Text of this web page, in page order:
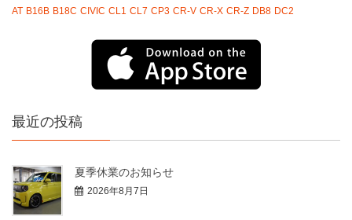
AT B16B B18C CIVIC CL1 CL7 CP3 CR-V CR-X CR-Z DB8 DC2
最近の投稿
夏季休業のお知らせ
2026年8月7日